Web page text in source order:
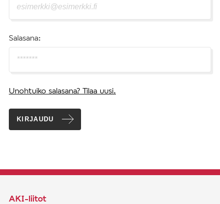
Salasana:
Unohtuiko salasana? Tilaa uusi.
KIRJAUDU
AKI-liitot